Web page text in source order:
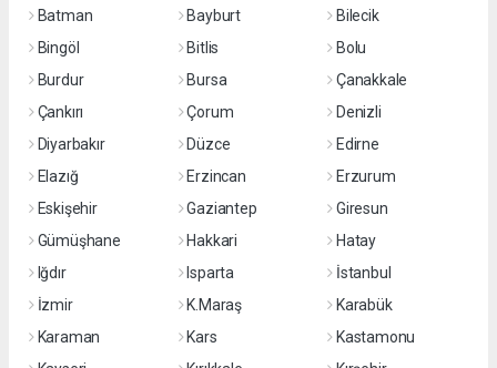
Batman
Bayburt
Bilecik
Bingöl
Bitlis
Bolu
Burdur
Bursa
Çanakkale
Çankırı
Çorum
Denizli
Diyarbakır
Düzce
Edirne
Elazığ
Erzincan
Erzurum
Eskişehir
Gaziantep
Giresun
Gümüşhane
Hakkari
Hatay
Iğdır
Isparta
İstanbul
İzmir
K.Maraş
Karabük
Karaman
Kars
Kastamonu